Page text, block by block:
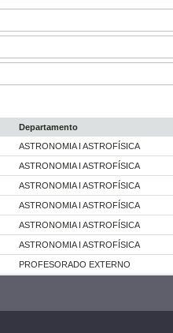
Departamento
ASTRONOMIA I ASTROFÍSICA
ASTRONOMIA I ASTROFÍSICA
ASTRONOMIA I ASTROFÍSICA
ASTRONOMIA I ASTROFÍSICA
ASTRONOMIA I ASTROFÍSICA
ASTRONOMIA I ASTROFÍSICA
PROFESORADO EXTERNO